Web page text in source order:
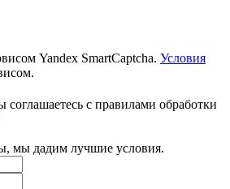
Yandex SmartCaptcha. Условия
с правилами обработки
мы дадим лучшие условия.